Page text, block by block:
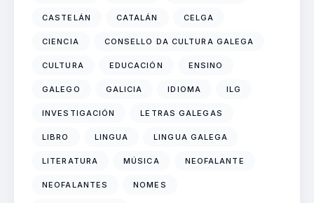
CASTELÁN CATALÁN CELGA
CIENCIA CONSELLO DA CULTURA GALEGA
CULTURA EDUCACIÓN ENSINO
GALEGO GALICIA IDIOMA ILG
INVESTIGACIÓN LETRAS GALEGAS
LIBRO LINGUA LINGUA GALEGA
LITERATURA MÚSICA NEOFALANTE
NEOFALANTES NOMES